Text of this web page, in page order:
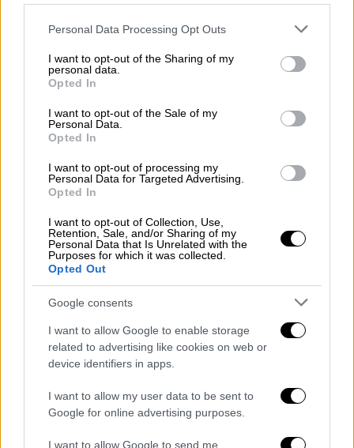
Please note that this website/app uses one or more Google
not limited to your visit or usage behaviour. You may click to
grant or deny consent to Google and its third-party tags to
use your data for below specified purposes in below Google
consent section.
Personal Data Processing Opt Outs
I want to opt-out of the Sharing of my
personal data.
Opted In
I want to opt-out of the Sale of my
Personal Data.
Opted In
I want to opt-out of processing my
Personal Data for Targeted Advertising.
Opted In
I want to opt-out of Collection, Use,
Retention, Sale, and/or Sharing of my
Personal Data that Is Unrelated with the
Purposes for which it was collected.
Opted Out
Google consents
I want to allow Google to enable storage
related to advertising like cookies on web or
device identifiers in apps.
I want to allow my user data to be sent to
Google for online advertising purposes.
I want to allow Google to send me
«Οι κατηγορούμενοι ήταν οργανωμένοι στο
σύνδεσμο της Θύρας 4 και όλοι κρατούσαν
φονικά όπλα. Ήταν προσχεδιασμένη η
επίθεση και από το γεγονός ότι είχαν κινητά
τηλ. εκ των οποίων τα 4 έκρυψαν στη θύρα 4
και τα άλλα τα απενεργοποίησαν πριν
φτάσουν στην περιοχή της Χαριλάου. Αυτό
Αλλά και ο τρόπος με τον οποίο «χτύπησαν»
Άλκη ότι ήταν προσχεδιασμένη η επίθεση.
«Χτύπησαν γρήγορα. Γνώριζαν που θα κάνουν
την επίθεση. Ήξεραν, έχοντας πληροφορίες
για την ύπαρξη ομάδων πέντε ατόμων φίλων
του Άρη. Ήταν προσχεδιασμένο πριν
ξεκινήσει η επιχείρηση. Όλοι μαζί έφυγαν για
να επιστρέψουν στη Θύρα 4. Ήθελαν να
σκοτώσουν».
Σύμφωνα με τον πατέρα του Άλκη αν